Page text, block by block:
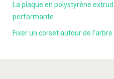
La plaque en polystyrène
performante
Fixer un corset autour de